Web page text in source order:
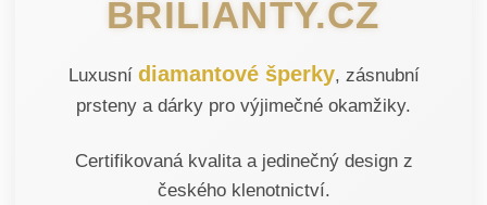
BRILIANTY.CZ
Luxusní diamantové šperky, zásnubní
prsteny a dárky pro výjimečné okamžiky.
Certifikovaná kvalita a jedinečný design z
českého klenotnictví.